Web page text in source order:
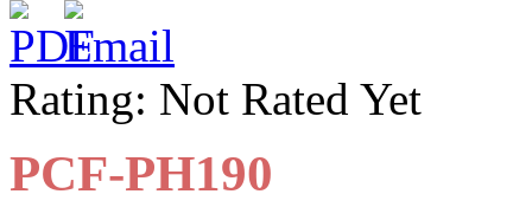
Rating: Not Rated Yet
PCF-PH190